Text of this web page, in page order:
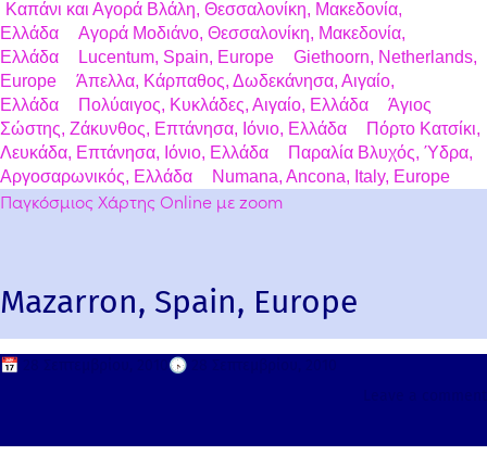
Καπάνι και Αγορά Βλάλη, Θεσσαλονίκη, Μακεδονία,
Ελλάδα
Αγορά Μοδιάνο, Θεσσαλονίκη, Μακεδονία,
Ελλάδα
Lucentum, Spain, Europe
Giethoorn, Netherlands,
Europe
Άπελλα, Κάρπαθος, Δωδεκάνησα, Αιγαίο,
Ελλάδα
Πολύαιγος, Κυκλάδες, Αιγαίο, Ελλάδα
Άγιος
Σώστης, Ζάκυνθος, Επτάνησα, Ιόνιο, Ελλάδα
Πόρτο Κατσίκι,
Λευκάδα, Επτάνησα, Ιόνιο, Ελλάδα
Παραλία Βλυχός, Ύδρα,
Αργοσαρωνικός, Ελλάδα
Numana, Ancona, Italy, Europe
Παγκόσμιος Χάρτης Online με zoom
Mazarron, Spain, Europe
📅 🕟